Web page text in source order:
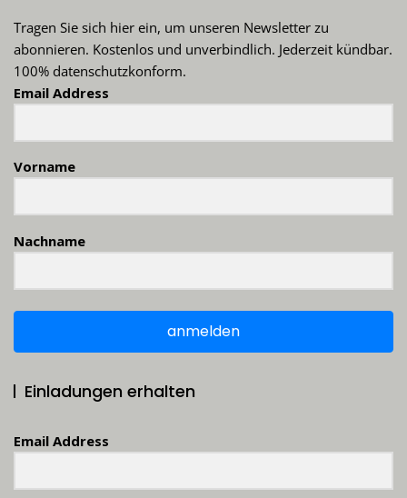
Tragen Sie sich hier ein, um unseren Newsletter zu
abonnieren. Kostenlos und unverbindlich. Jederzeit kündbar.
100% datenschutzkonform.
Email Address
Vorname
Nachname
anmelden
Einladungen erhalten
Email Address